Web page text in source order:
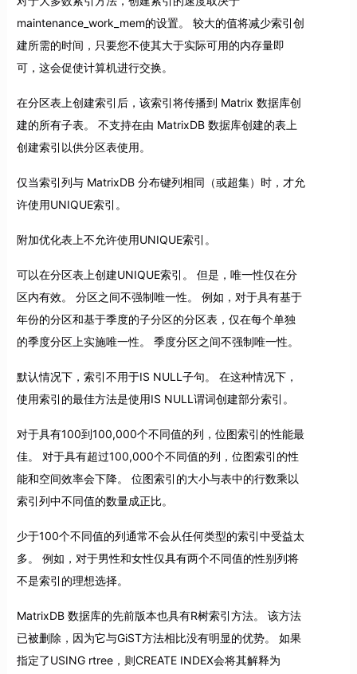
maintenance_work_mem的设置。 较大的值将减少索引创
建所需的时间，只要您不使其大于实际可用的内存量即
可，这会促使计算机进行交换。
在分区表上创建索引后，该索引将传播到 Matrix 数据库创
建的所有子表。 不支持在由 MatrixDB 数据库创建的表上
创建索引以供分区表使用。
仅当索引列与 MatrixDB 分布键列相同（或超集）时，才允
许使用UNIQUE索引。
附加优化表上不允许使用UNIQUE索引。
可以在分区表上创建UNIQUE索引。 但是，唯一性仅在分
区内有效。 分区之间不强制唯一性。 例如，对于具有基于
年份的分区和基于季度的子分区的分区表，仅在每个单独
的季度分区上实施唯一性。 季度分区之间不强制唯一性。
默认情况下，索引不用于IS NULL子句。 在这种情况下，
使用索引的最佳方法是使用IS NULL谓词创建部分索引。
对于具有100到100,000个不同值的列，位图索引的性能最
佳。 对于具有超过100,000个不同值的列，位图索引的性
能和空间效率会下降。 位图索引的大小与表中的行数乘以
索引列中不同值的数量成正比。
少于100个不同值的列通常不会从任何类型的索引中受益太
多。 例如，对于男性和女性仅具有两个不同值的性别列将
不是索引的理想选择。
MatrixDB 数据库的先前版本也具有R树索引方法。 该方法
已被删除，因为它与GiST方法相比没有明显的优势。 如果
指定了USING rtree，则CREATE INDEX会将其解释为